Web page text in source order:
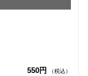
550円 （税込）